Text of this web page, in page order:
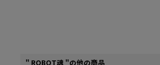
" ROBOT魂 "の他の商品